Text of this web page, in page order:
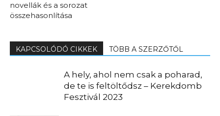
novellák és a sorozat
összehasonlítása
KAPCSOLÓDÓ CIKKEK TÖBB A SZERZŐTŐL
A hely, ahol nem csak a poharad,
de te is feltöltődsz – Kerekdomb
Fesztivál 2023